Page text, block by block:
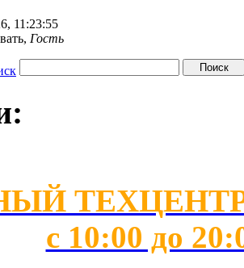
11:23:55
Гость
с 10:00 до